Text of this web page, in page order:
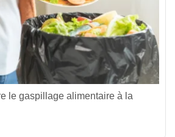
le gaspillage alimentaire à la